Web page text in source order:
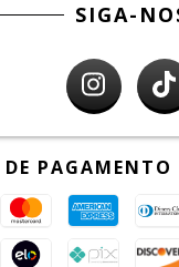
SIGA-
PAGAMENTO